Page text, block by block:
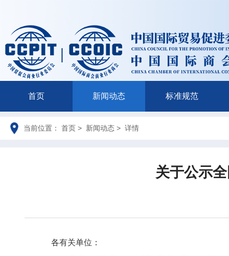
首页 新闻动态 标准规范
当前位置： 首页 > 新闻动态 > 详情
关于公示
各有关单位：